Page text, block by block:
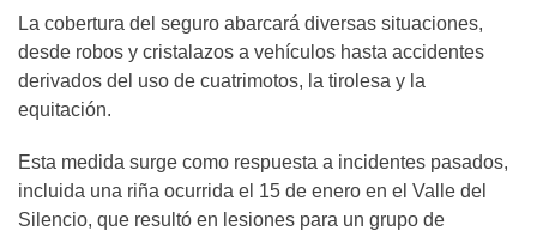
La cobertura del seguro abarcará diversas situaciones,
desde robos y cristalazos a vehículos hasta accidentes
derivados del uso de cuatrimotos, la tirolesa y la
equitación.
Esta medida surge como respuesta a incidentes pasados,
incluida una riña ocurrida el 15 de enero en el Valle del
Silencio, que resultó en lesiones para un grupo de